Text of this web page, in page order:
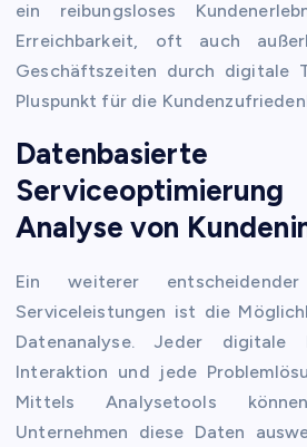
ein reibungsloses
Erreichbarkeit, oft auch
Geschäftszeiten durch digitale
Pluspunkt für die
Datenbasierte
Analyse von
Ein weiterer
Serviceleistungen ist die
Datenanalyse. Jeder digitale
Interaktion und jede
Mittels Analysetools
Unternehmen diese Daten